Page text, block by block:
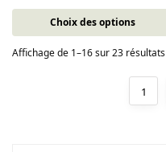
Choix des options
Affichage de 1–16 sur 23 résultats
1